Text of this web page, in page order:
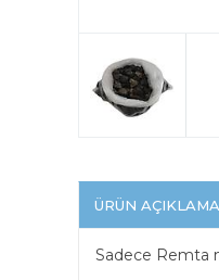
ÜRÜN
Sadece Remta